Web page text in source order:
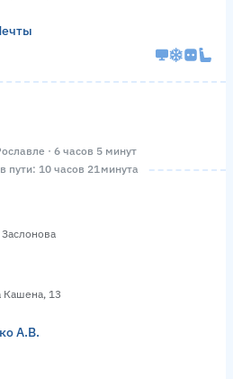
· 6 часов 5 минут
10 часов 21 минута
Кашена, 13
А.В.